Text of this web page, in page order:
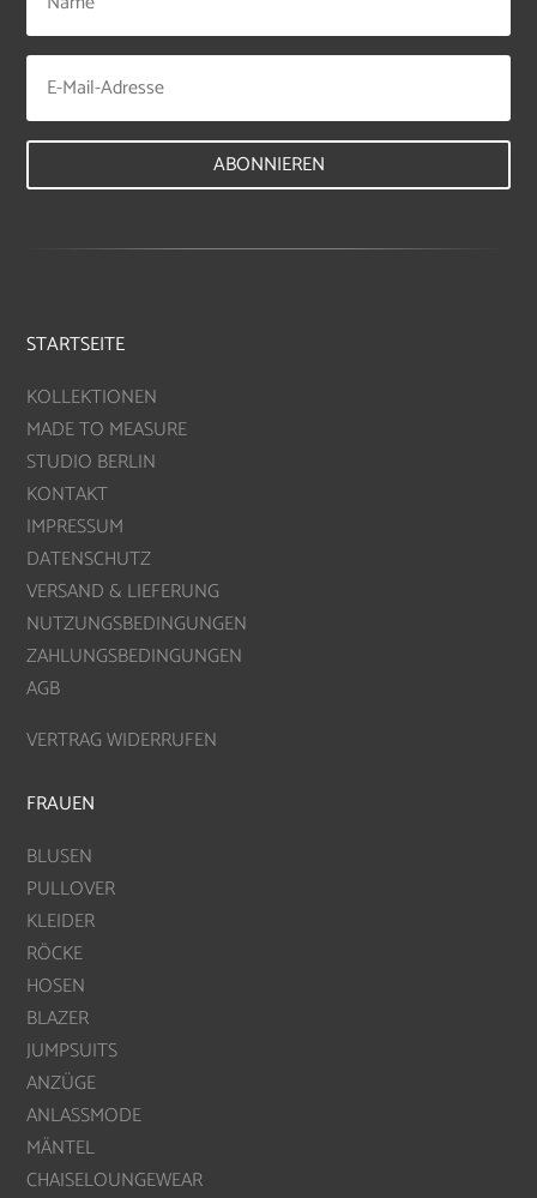
ABONNIEREN
STARTSEITE
KOLLEKTIONEN
MADE TO MEASURE
STUDIO BERLIN
KONTAKT
IMPRESSUM
DATENSCHUTZ
VERSAND & LIEFERUNG
NUTZUNGSBEDINGUNGEN
ZAHLUNGSBEDINGUNGEN
AGB
VERTRAG WIDERRUFEN
FRAUEN
BLUSEN
PULLOVER
KLEIDER
RÖCKE
HOSEN
BLAZER
JUMPSUITS
ANZÜGE
ANLASSMODE
MÄNTEL
CHAISELOUNGEWEAR